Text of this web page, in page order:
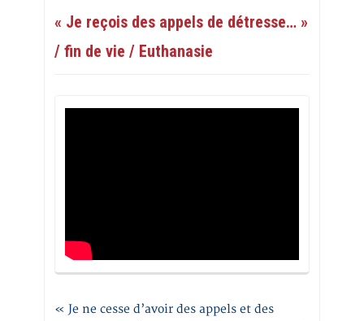
« Je reçois des appels de détresse… »
/ fin de vie / Euthanasie
« Je ne cesse d’avoir des appels et des